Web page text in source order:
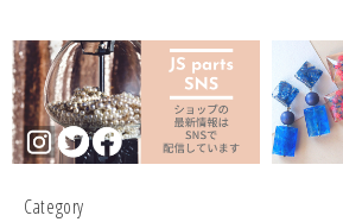
Category